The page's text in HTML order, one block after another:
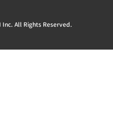
All Rights Reserved.